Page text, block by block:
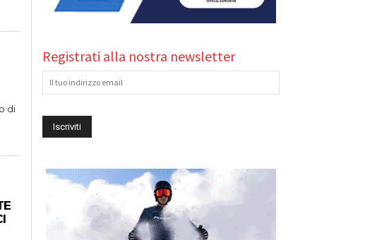
di
Registrati alla nostra newsletter